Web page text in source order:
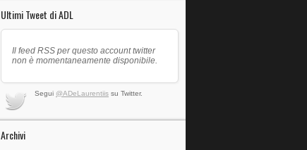
Ultimi Tweet di ADL
Il feed RSS per questo account twitter
non è momentaneamente disponibile.
Segui @ADeLaurentiis su Twitter.
Archivi